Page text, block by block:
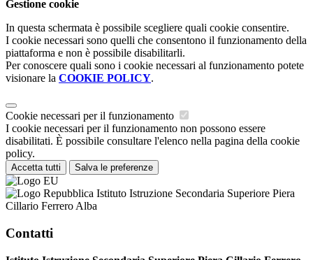
Gestione cookie
In questa schermata è possibile scegliere quali cookie consentire.
I cookie necessari sono quelli che consentono il funzionamento della
piattaforma e non è possibile disabilitarli.
Per conoscere quali sono i cookie necessari al funzionamento potete
visionare la COOKIE POLICY.
Cookie necessari per il funzionamento
I cookie necessari per il funzionamento non possono essere
disabilitati. È possibile consultare l'elenco nella pagina della cookie
policy.
Accetta tutti Salva le preferenze
Istituto Istruzione Secondaria Superiore Piera
Cillario Ferrero Alba
Contatti